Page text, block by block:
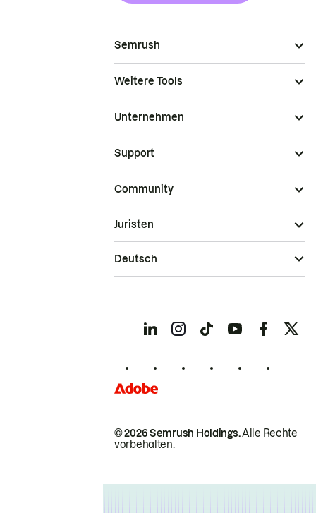
Semrush
Weitere Tools
Unternehmen
Support
Community
© 2026 Semrush Holdings.Alle Rechte
vorbehalten.
Juristen
Deutsch